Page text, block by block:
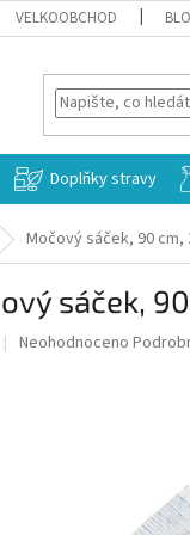
VELKOOBCHOD
Doplňky stravy
Močový sáček, 90 cm,
sáček,
Průměrné
Neohodnoceno